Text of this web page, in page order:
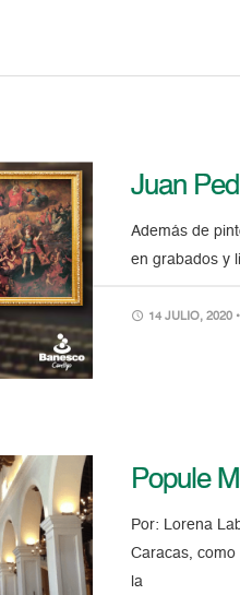
Juan
Además de
en grabados y
14 JULIO, 2020 •
Popule
Por: Lorena
Caracas,
la